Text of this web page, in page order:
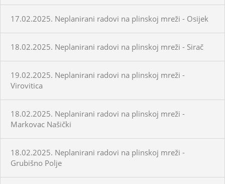
17.02.2025. Neplanirani radovi na plinskoj mreži - Osijek
18.02.2025. Neplanirani radovi na plinskoj mreži - Sirač
19.02.2025. Neplanirani radovi na plinskoj mreži -
Virovitica
18.02.2025. Neplanirani radovi na plinskoj mreži -
Markovac Našički
18.02.2025. Neplanirani radovi na plinskoj mreži -
Grubišno Polje